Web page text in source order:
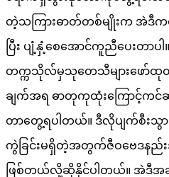
တဲ့သကြားဓာတ်တစ်မျိုးက အဲဒီ
ပြီး ပျံ့နှံ့စေအောင်ကူညီပေးတာပ
တက္ကသိုလ်မှသုတေသီများဖော်ထု
ချက်အရ ဓာတုကုထုံးကြောင့်ကင်
တာတွေ့ရပါတယ်။ ဒီလိုပျက်စီးသွ
ကွဲခြင်းမရှိတဲ့အတွက်ဇီဝဗေဒန
ဖြစ်တယ်လို့ဆိုနိုင်ပါတယ်။ အဲဒီအ